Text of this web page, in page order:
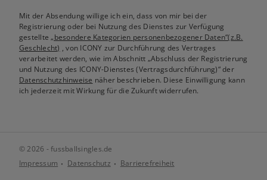
Mit der Absendung willige ich ein, dass von mir bei der
Registrierung oder bei Nutzung des Dienstes zur Verfügung
gestellte„besondere Kategorien personenbezogener Daten“(z.B.
Geschlecht) , von ICONY zur Durchführung des Vertrages
verarbeitet werden, wie im Abschnitt „Abschluss der Registrierung
und Nutzung des ICONY-Dienstes (Vertragsdurchführung)“ der
Datenschutzhinweise näher beschrieben. Diese Einwilligung kann
ich jederzeit mit Wirkung für die Zukunft widerrufen.
© 2026 - fussballsingles.de
Impressum
Datenschutz Barrierefreiheit